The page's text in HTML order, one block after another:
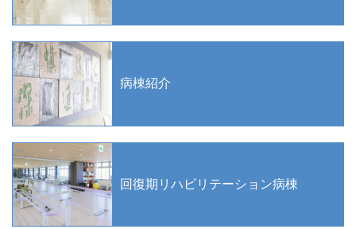
病棟紹介
回復期リハビリテーション病棟